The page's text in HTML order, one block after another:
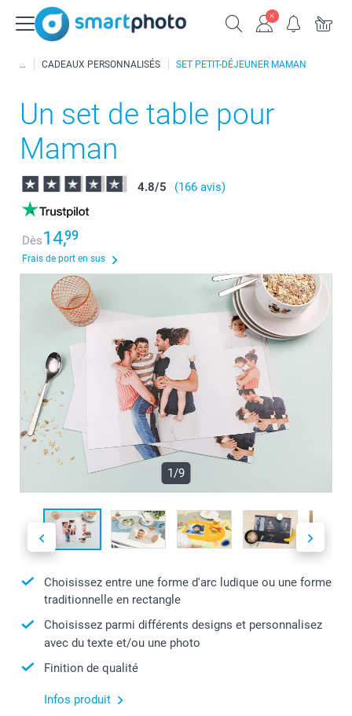
CADEAUX PERSONNALISÉS SET PETIT-DÉJEUNER MAMAN
Un set de table pour
Maman
4.8/5 (166 avis)
Dès14,99
Frais de port en sus
1/9
Choisissez entre une forme d'arc ludique ou une forme
traditionnelle en rectangle
Choisissez parmi différents designs et personnalisez
avec du texte et/ou une photo
Finition de qualité
Infos produit